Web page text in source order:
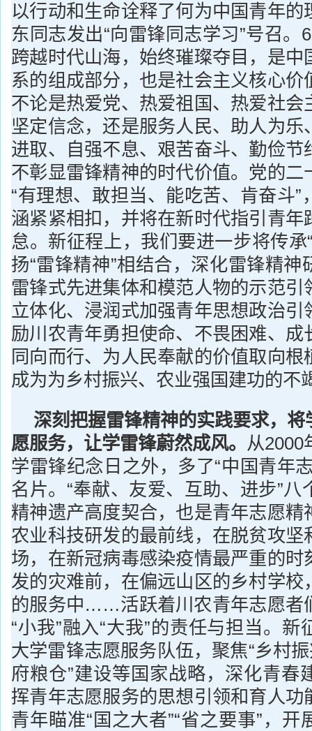
以行动和生命诠释了何为中国青年的
东同志发出“向雷锋同志学习”号召。
跨越时代山海，始终璀璨夺目，是中
系的组成部分，也是社会主义核心价
不论是热爱党、热爱祖国、热爱社会
坚定信念，还是服务人民、助人为乐
进取、自强不息、艰苦奋斗、勤俭节
不彰显雷锋精神的时代价值。党的二
“有理想、敢担当、能吃苦、肯奋斗”
涵紧紧相扣，并将在新时代指引青年
怠。新征程上，我们要进一步将传承
扬“雷锋精神”相结合，深化雷锋精神
雷锋式先进集体和模范人物的示范引
立体化、浸润式加强青年思想政治引
励川农青年勇担使命、不畏困难、成
同向而行、为人民奉献的价值取向根
成为为乡村振兴、农业强国建功的不
深刻把握雷锋精神的实践要求，
愿服务，让学雷锋蔚然成风。 从2000
学雷锋纪念日之外，多了“中国青年
名片。“奉献、友爱、互助、进步”八
精神遗产高度契合，也是青年志愿精
农业科技研发的最前线，在脱贫攻坚
场，在新冠病毒感染疫情最严重的时
发的灾难前，在偏远山区的乡村学校
的服务中……活跃着川农青年志愿者
“小我”融入“大我”的责任与担当。
大学雷锋志愿服务队伍，聚焦“乡村
府粮仓”建设等国家战略，深化青春
挥青年志愿服务的思想引领和育人功
青年瞄准“国之大者”“省之要事”，